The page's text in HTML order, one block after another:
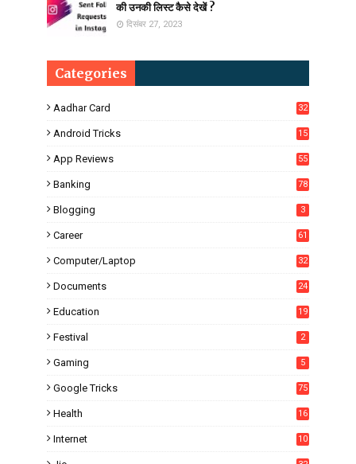
की उनकी लिस्ट कैसे देखें ?
दिसंबर 27, 2023
Categories
Aadhar Card 32
Android Tricks
15
App Reviews 55
Banking 78
Blogging 3
Career 61
Computer/Laptop 32
Documents 24
Education
19
Festival 2
Gaming 5
Google Tricks 75
Health 16
Internet
10